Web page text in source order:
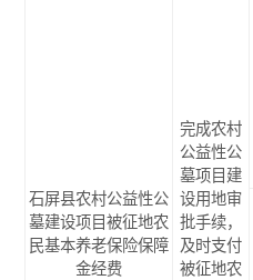
石屏县农村公益性公
墓建设项目被征地农
民基本养老保险保障
金经费
完成农村
公益性公
墓项目建
设用地审
批手续，
及时支付
被征地农